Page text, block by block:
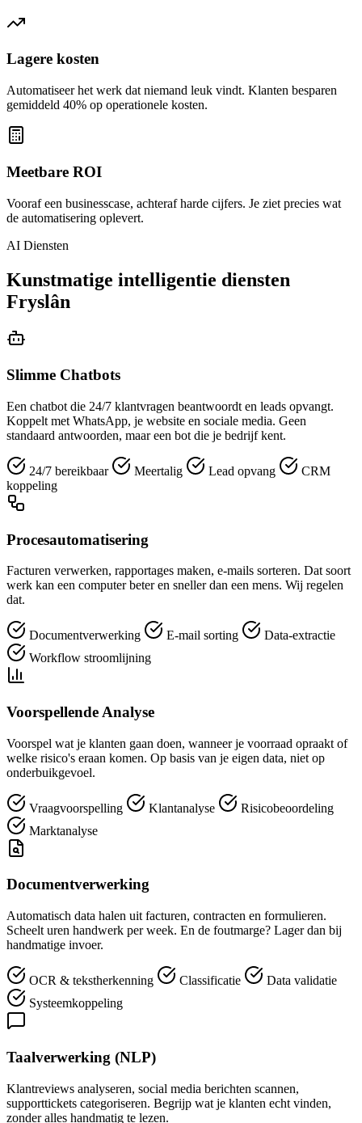
Lagere kosten
Automatiseer het werk dat niemand leuk vindt. Klanten besparen
gemiddeld 40% op operationele kosten.
Meetbare ROI
Vooraf een businesscase, achteraf harde cijfers. Je ziet precies wat
de automatisering oplevert.
AI Diensten
Kunstmatige intelligentie diensten
Fryslân
Slimme Chatbots
Een chatbot die 24/7 klantvragen beantwoordt en leads opvangt.
Koppelt met WhatsApp, je website en sociale media. Geen
standaard antwoorden, maar een bot die je bedrijf kent.
24/7 bereikbaar Meertalig Lead opvang
CRM
koppeling
Procesautomatisering
Facturen verwerken, rapportages maken, e-mails sorteren. Dat soort
werk kan een computer beter en sneller dan een mens. Wij regelen
dat.
Documentverwerking E-mail sorting
Data-extractie
Workflow stroomlijning
Voorspellende Analyse
Voorspel wat je klanten gaan doen, wanneer je voorraad opraakt of
welke risico's eraan komen. Op basis van je eigen data, niet op
onderbuikgevoel.
Vraagvoorspelling Klantanalyse
Risicobeoordeling
Marktanalyse
Documentverwerking
Automatisch data halen uit facturen, contracten en formulieren.
Scheelt uren handwerk per week. En de foutmarge? Lager dan bij
handmatige invoer.
OCR & tekstherkenning Classificatie
Data validatie
Systeemkoppeling
Taalverwerking (NLP)
Klantreviews analyseren, social media berichten scannen,
supporttickets categoriseren. Begrijp wat je klanten echt vinden,
zonder alles handmatig te lezen.